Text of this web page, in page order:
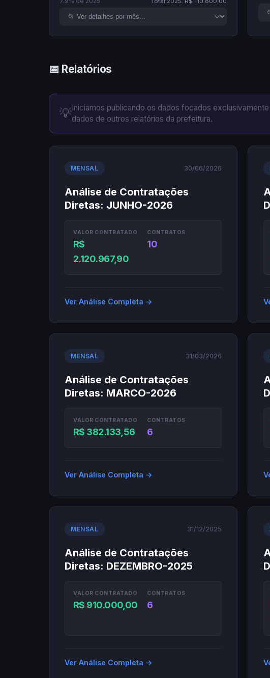
📅 Relatórios
💡Iniciamos publicando os dados focados exclusivamente
dados de outros relatórios da prefeitura.
MENSAL 30/06/2026
Análise de Contratações
Diretas: JUNHO-2026
VALOR CONTRATADO
R$
2.120.967,90
CONTRATOS
10
Ver Análise Completa →
MENSAL 31/03/2026
Análise de Contratações
Diretas: MARCO-2026
VALOR CONTRATADO
R$ 382.133,56
CONTRATOS
6
Ver Análise Completa →
MENSAL 31/12/2025
Análise de Contratações
Diretas: DEZEMBRO-2025
VALOR CONTRATADO
R$ 910.000,00
CONTRATOS
6
Ver Análise Completa →